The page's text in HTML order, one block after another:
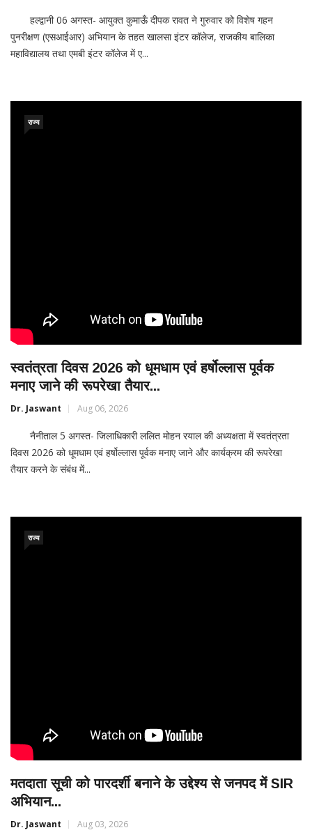
हल्द्वानी 06 अगस्त- आयुक्त कुमाऊँ दीपक रावत ने गुरुवार को विशेष गहन
पुनरीक्षण (एसआईआर) अभियान के तहत खालसा इंटर कॉलेज, राजकीय बालिका
महाविद्यालय तथा एमबी इंटर कॉलेज में ए...
राज्य
स्वतंत्रता दिवस 2026 को धूमधाम एवं हर्षोल्लास पूर्वक
मनाए जाने की रूपरेखा तैयार...
Dr. Jaswant Aug 06, 2026
नैनीताल 5 अगस्त- जिलाधिकारी ललित मोहन रयाल की अध्यक्षता में स्वतंत्रता
दिवस 2026 को धूमधाम एवं हर्षोल्लास पूर्वक मनाए जाने और कार्यक्रम की रूपरेखा
तैयार करने के संबंध में...
राज्य
मतदाता सूची को पारदर्शी बनाने के उद्देश्य से जनपद में SIR
अभियान...
Dr. Jaswant Aug 03, 2026